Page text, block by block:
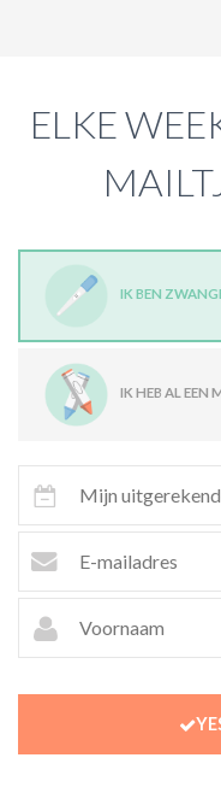
ELKE
IK BEN
IK HEB AL EEN